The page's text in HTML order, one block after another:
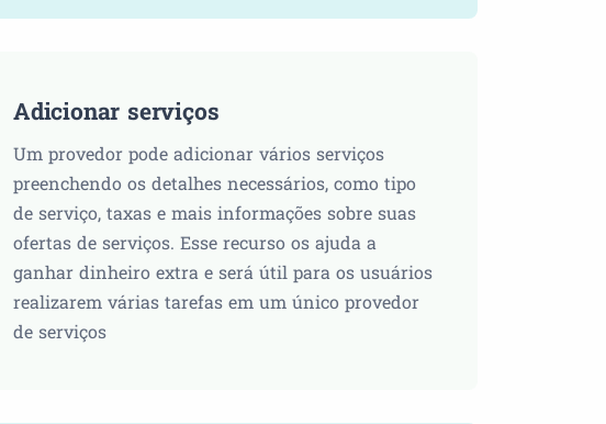
Adicionar serviços
Um provedor pode adicionar vários serviços
preenchendo os detalhes necessários, como tipo
de serviço, taxas e mais informações sobre suas
ofertas de serviços. Esse recurso os ajuda a
ganhar dinheiro extra e será útil para os usuários
realizarem várias tarefas em um único provedor
de serviços